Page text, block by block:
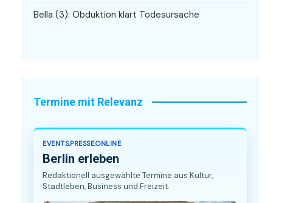
Bella (3): Obduktion klärt Todesursache
Termine mit Relevanz
EVENTS.PRESSE.ONLINE
Berlin erleben
Redaktionell ausgewählte Termine aus Kultur,
Stadtleben, Business und Freizeit.